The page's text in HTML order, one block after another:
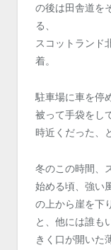
の後は田舎道を
る、
スコットランド
着。
駐車場に車を停
被って手袋をし
時近くだった、
冬のこの時間、
始める頃、強い
の上から崖を下
と、他には誰も
きく口が開いた